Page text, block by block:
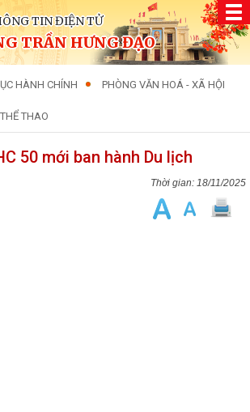
TIN ĐIỆN TỬ
TRẦN HƯNG ĐẠO
HÀNH CHÍNH PHÒNG VĂN HOÁ - XÃ HỘI
THAO
50 mới ban hành Du lịch
18/11/2025